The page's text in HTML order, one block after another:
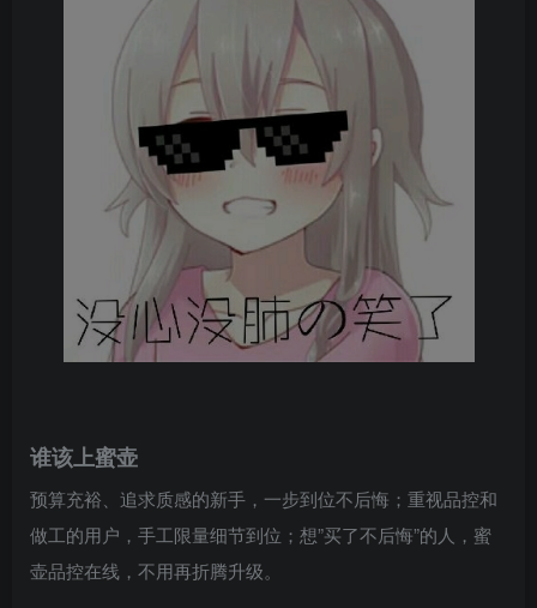
谁该上蜜壶
预算充裕、追求质感的新手，一步到位不后悔；重视品控和
做工的用户，手工限量细节到位；想”买了不后悔”的人，蜜
壶品控在线，不用再折腾升级。